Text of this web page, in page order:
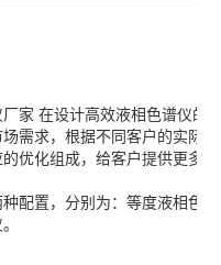
家 在设计高效液相色谱仪的
需求，根据不同客户的实际
优化组成，给客户提供更多
配置，分别为：等度液相色